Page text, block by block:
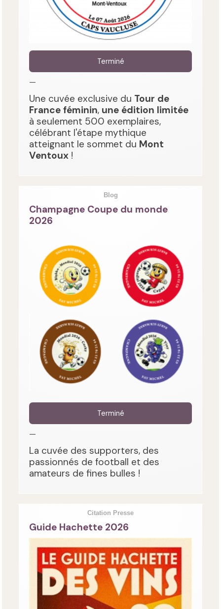
Terminé
—
Une cuvée exclusive du Tour de
France féminin, une édition limitée
à seulement 500 exemplaires,
célébrant l'étape mythique
atteignant le sommet du Mont
Ventoux !
Blog
Champagne Coupe du monde
2026
Terminé
—
La cuvée des supporters, des
passionnés de football et des
amateurs de fines bulles !
Citation Presse
Guide Hachette 2026